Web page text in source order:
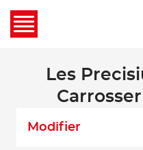
Les
Modifier